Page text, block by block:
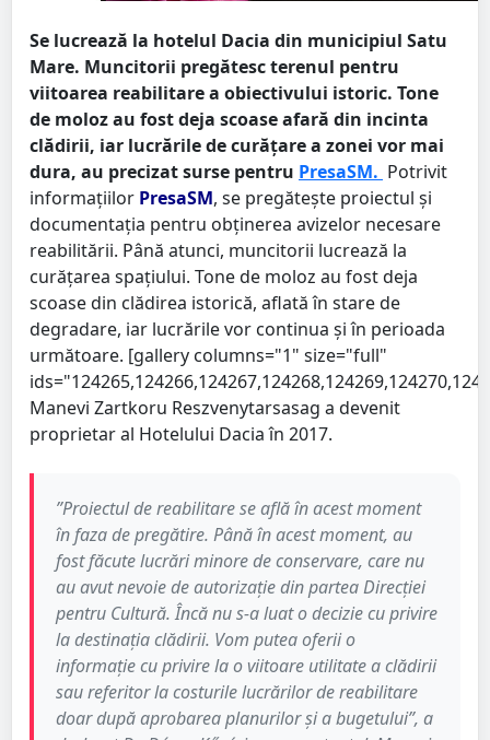
Se lucrează la hotelul Dacia din municipiul Satu
Mare. Muncitorii pregătesc terenul pentru
viitoarea reabilitare a obiectivului istoric. Tone
de moloz au fost deja scoase afară din incinta
clădirii, iar lucrările de curățare a zonei vor mai
dura, au precizat surse pentru PresaSM. Potrivit
informațiilor PresaSM, se pregătește proiectul și
documentația pentru obținerea avizelor necesare
reabilitării. Până atunci, muncitorii lucrează la
curățarea spațiului. Tone de moloz au fost deja
scoase din clădirea istorică, aflată în stare de
degradare, iar lucrările vor continua și în perioada
următoare. [gallery columns="1" size="full"
Manevi Zartkoru Reszvenytarsasag a devenit
proprietar al Hotelului Dacia în 2017.
”Proiectul de reabilitare se află în acest moment
în faza de pregătire. Până în acest moment, au
fost făcute lucrări minore de conservare, care nu
au avut nevoie de autorizație din partea Direcției
pentru Cultură. Încă nu s-a luat o decizie cu privire
la destinația clădirii. Vom putea oferii o
informație cu privire la o viitoare utilitate a clădirii
sau referitor la costurile lucrărilor de reabilitare
doar după aprobarea planurilor și a bugetului”, a